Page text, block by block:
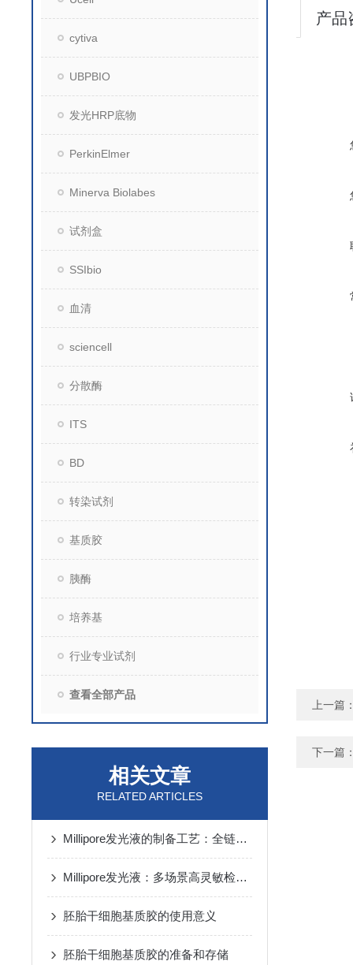
cytiva
UBPBIO
发光HRP底物
PerkinElmer
Minerva Biolabes
试剂盒
SSIbio
血清
sciencell
分散酶
ITS
BD
转染试剂
基质胶
胰酶
培养基
行业专业试剂
查看全部产品
相关文章
RELATED ARTICLES
Millipore发光液的制备工艺：全链路质控保障检测性能稳定
Millipore发光液：多场景高灵敏检测的核心试剂支撑
胚胎干细胞基质胶的使用意义
胚胎干细胞基质胶的准备和存储
产品
上一篇
下一篇